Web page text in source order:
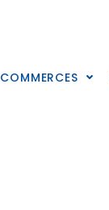
COMMERCES